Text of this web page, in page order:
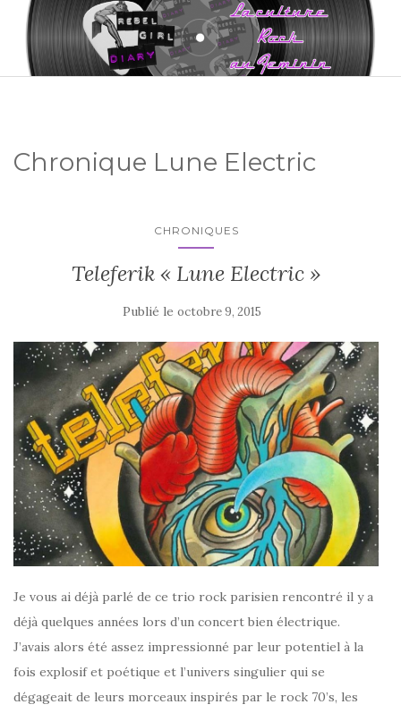
Chronique Lune Electric
CHRONIQUES
Teleferik « Lune Electric »
Publié le octobre 9, 2015
Je vous ai déjà parlé de ce trio rock parisien rencontré il y a
déjà quelques années lors d’un concert bien électrique.
J’avais alors été assez impressionné par leur potentiel à la
fois explosif et poétique et l’univers singulier qui se
dégageait de leurs morceaux inspirés par le rock 70’s, les